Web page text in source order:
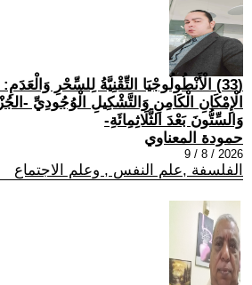
(33) الْأَنْطُولُوجْيَا التِّقْنِيَّةُ لِلسِّحْرِ
الْإِمْكَانِ الْكَامِنِ وَالتَّشْكِيلِ الْوُجُودِيِّ -
وَالسِّتُّونَ بَعْدَ الثَّلَاثِمِائَةِ-
حمودة المعناوي
2026 / 8 / 9
الفلسفة ,علم النفس , وعلم الاجتماع